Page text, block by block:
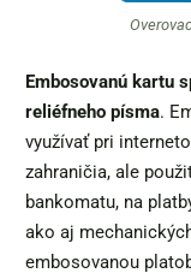
Embosovanú kartu
reliéfneho písma.
využívať pri
zahraničia, ale
bankomatu, na
ako aj
embosovanou